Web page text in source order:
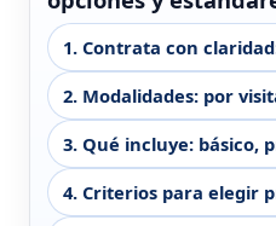
1. Contrata con
2. Modalidades: por
3. Qué incluye: básico,
4. Criterios para elegir